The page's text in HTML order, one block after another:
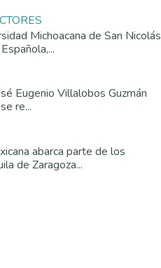
Michoacana de San Nicolás
Eugenio Villalobos Guzmán
re...
abarca parte de los
de Zaragoza...